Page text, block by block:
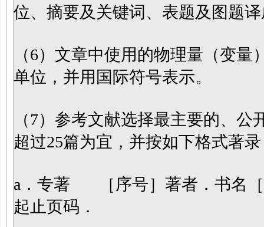
位、摘要及关键词、表题及图题
（6）文章中使用的物理量（变量
单位，并用国际符号表示。
（7）参考文献选择最主要的、公
超过25篇为宜，并按如下格式著
a．专著 ［序号］著者．书名［
起止页码．